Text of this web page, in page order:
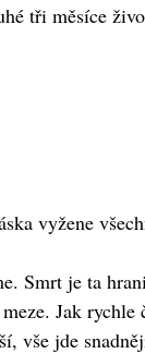
tři měsíce
vyžene
Smrt je ta
Jak rychle
vše jde